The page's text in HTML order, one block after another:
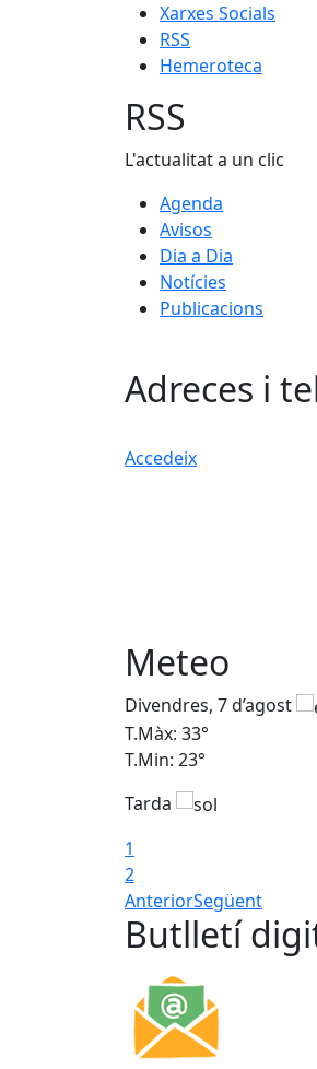
Xarxes Socials
RSS
Hemeroteca
RSS
L'actualitat a un clic
Agenda
Avisos
Dia a Dia
Notícies
Publicacions
Adreces i
Accedeix
Meteo
Divendres, 7 d’agost
T.Màx: 33°
T.Min: 23°
Tarda
1
2
AnteriorSegüent
Butlletí